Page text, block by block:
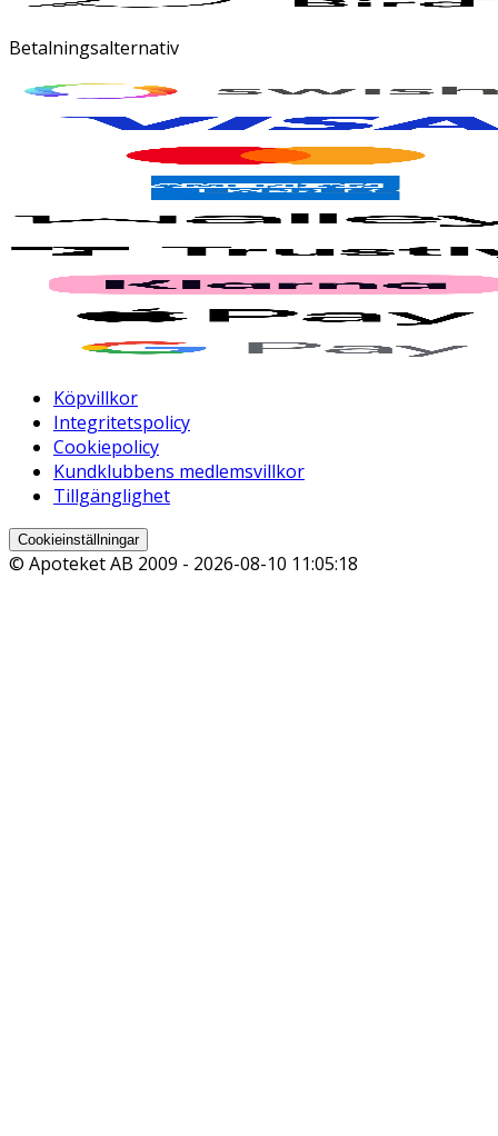
Betalningsalternativ
Köpvillkor
Integritetspolicy
Cookiepolicy
Kundklubbens medlemsvillkor
Tillgänglighet
Cookieinställningar
© Apoteket AB 2009 - 2026-08-10 11:05:18